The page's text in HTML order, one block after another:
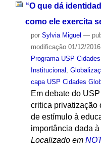
“O que dá
como ele exercita
por Sylvia Miguel —
modificação01/12/
Programa USP
Institucional ,
capa USP Cidades
Em debate do
critica privatização
de estímulo à
importância dada
Localizado em